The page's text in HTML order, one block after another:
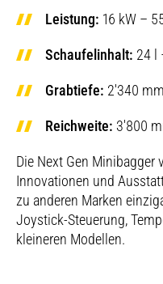
Leistung: 16 kW –
Schaufelinhalt: 24 l
Grabtiefe: 2'340
Reichweite: 3'800
Die Next Gen Minibagger
Innovationen und
zu anderen Marken
Joystick-Steuerung,
kleineren Modellen.